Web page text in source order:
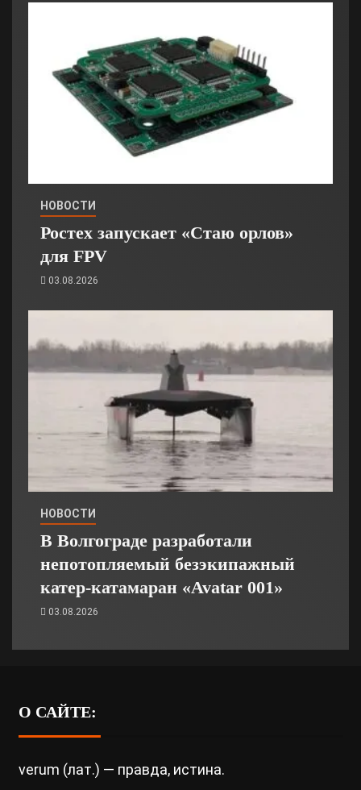
НОВОСТИ
Ростех запускает «Стаю орлов»
для FPV
03.08.2026
НОВОСТИ
В Волгограде разработали
непотопляемый безэкипажный
катер-катамаран «Avatar 001»
03.08.2026
О САЙТЕ:
verum (лат.) — правда, истина.